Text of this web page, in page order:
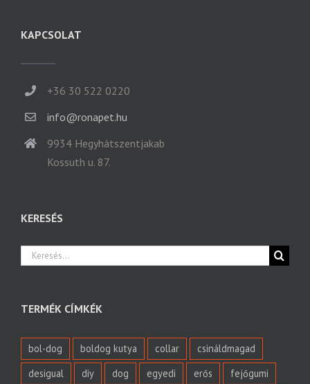
KAPCSOLAT
+36 30 522 0220
info@ronapet.hu
9934 Hegyhátszentjakab
Kossuth u. 87.
KERESÉS
Keresés...
TERMÉK CÍMKÉK
bol-dog boldog kutya collar
csináldmagad
desigual
diy dog egyedi erős
fejőgumi